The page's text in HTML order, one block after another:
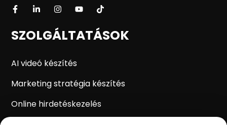
SZOLGÁLTATÁSOK
AI videó készítés
Marketing stratégia készítés
Online hirdetéskezelés